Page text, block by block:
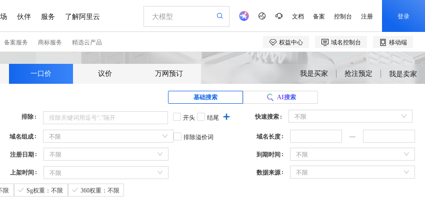
一口价 议价 万网预订 我是买家 抢注预定 我是卖家
基础搜索 AI搜索
排除 开头 结尾 快速搜索 不限
域名组成 不限 排除溢价词 域名长度
注册日期 不限 到期时间 不限
上架时间 不限 数据来源 不限
限 Sg权重：不限 360权重：不限